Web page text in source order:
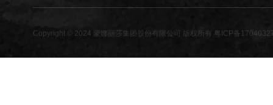
Copyright © 2024 蒙娜丽莎集团股份有限公司 版权所有 粤ICP备